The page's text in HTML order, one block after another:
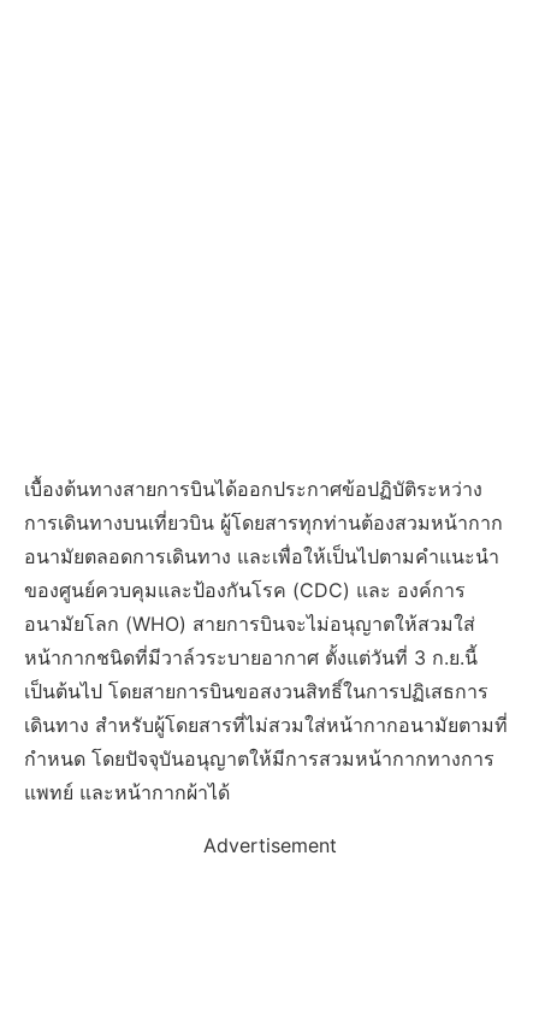
เบื้องต้นทางสายการบินได้ออกประกาศข้อปฏิบัติระหว่าง
การเดินทางบนเที่ยวบิน ผู้โดยสารทุกท่านต้องสวมหน้ากาก
อนามัยตลอดการเดินทาง และเพื่อให้เป็นไปตามคำแนะนำ
ของศูนย์ควบคุมและป้องกันโรค (CDC) และ องค์การ
อนามัยโลก (WHO) สายการบินจะไม่อนุญาตให้สวมใส่
หน้ากากชนิดที่มีวาล์วระบายอากาศ ตั้งแต่วันที่ 3 ก.ย.นี้
เป็นต้นไป โดยสายการบินขอสงวนสิทธิ์ในการปฏิเสธการ
เดินทาง สำหรับผู้โดยสารที่ไม่สวมใส่หน้ากากอนามัยตามที่
กำหนด โดยปัจจุบันอนุญาตให้มีการสวมหน้ากากทางการ
แพทย์ และหน้ากากผ้าได้
Advertisement